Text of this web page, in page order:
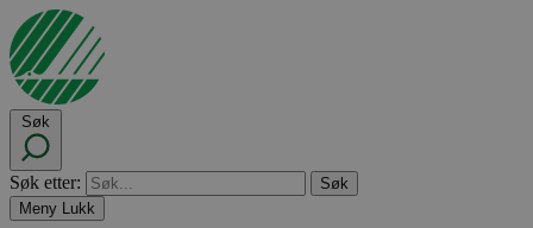
Søk
Søk etter:
Meny Lukk